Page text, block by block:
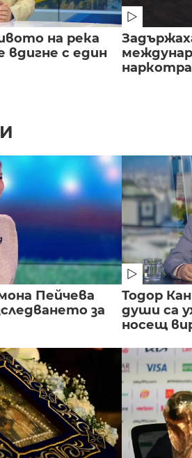
на река
вдигне с един
Пейчева
за
Тодор
души са
носещ